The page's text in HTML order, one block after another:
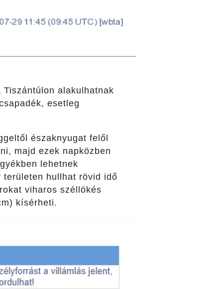
alakulhatnak
esetleg
északnyugat felől
majd ezek napközben
lehetnek
területen hullhat rövid idő
viharos széllökés
kísérheti.